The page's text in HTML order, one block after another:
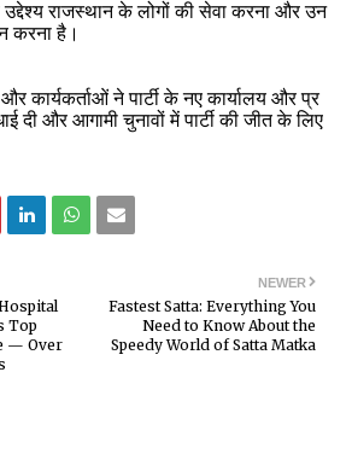
उद्देश्य राजस्थान के लोगों की सेवा करना और उन
करना है।
और कार्यकर्ताओं ने पार्टी के नए कार्यालय और प्र
दी और आगामी चुनावों में पार्टी की जीत के लिए
NEWER
Fastest Satta: Everything You
Need to Know About the
Speedy World of Satta Matka
Top
— Over